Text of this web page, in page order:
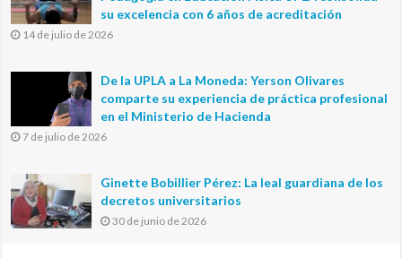
su excelencia con 6 años de acreditación
14 de julio de 2026
De la UPLA a La Moneda: Yerson Olivares
comparte su experiencia de práctica profesional
en el Ministerio de Hacienda
7 de julio de 2026
Ginette Bobillier Pérez: La leal guardiana de los
decretos universitarios
30 de junio de 2026